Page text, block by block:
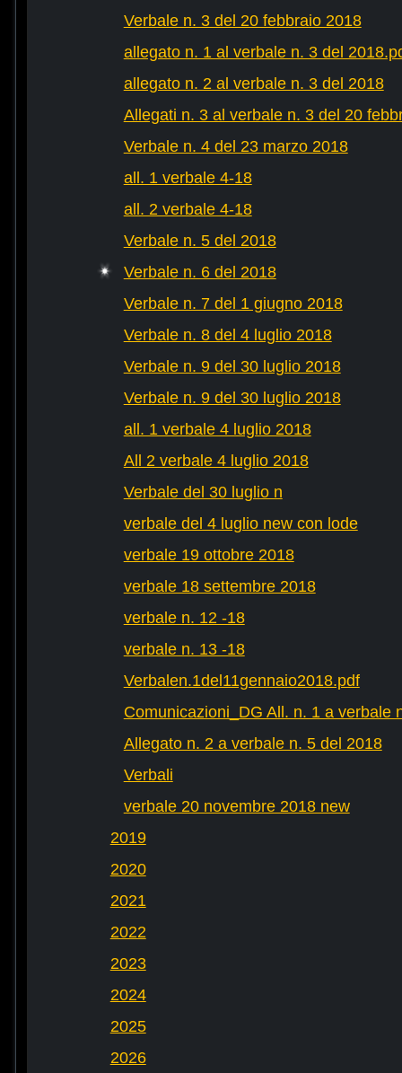
Verbale n. 3 del 20 febbraio 2018
allegato n. 1 al verbale n. 3 del
allegato n. 2 al verbale n. 3 del 2018
Allegati n. 3 al verbale n. 3 del 20
Verbale n. 4 del 23 marzo 2018
all. 1 verbale 4-18
all. 2 verbale 4-18
Verbale n. 5 del 2018
Verbale n. 6 del 2018
Verbale n. 7 del 1 giugno 2018
Verbale n. 8 del 4 luglio 2018
Verbale n. 9 del 30 luglio 2018
Verbale n. 9 del 30 luglio 2018
all. 1 verbale 4 luglio 2018
All 2 verbale 4 luglio 2018
Verbale del 30 luglio n
verbale del 4 luglio new con lode
verbale 19 ottobre 2018
verbale 18 settembre 2018
verbale n. 12 -18
verbale n. 13 -18
Verbalen.1del11gennaio2018.pdf
Comunicazioni_DG All. n. 1 a verbale
Allegato n. 2 a verbale n. 5 del 2018
Verbali
verbale 20 novembre 2018 new
2019
2020
2021
2022
2023
2024
2025
2026